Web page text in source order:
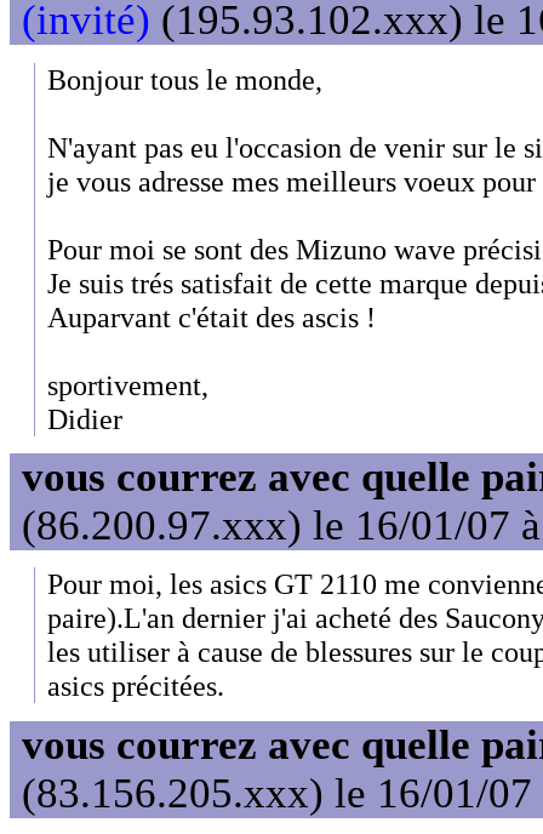
(invité) (195.93.102.xxx) le
Bonjour tous le monde,
N'ayant pas eu l'occasion de venir sur le
je vous adresse mes meilleurs voeux
Pour moi se sont des Mizuno wave
Je suis trés satisfait de cette marque
Auparvant c'était des ascis !
sportivement,
Didier
vous courrez avec quelle
(86.200.97.xxx) le 16/01/07
Pour moi, les asics GT 2110 me
paire).L'an dernier j'ai acheté des
les utiliser à cause de blessures sur le
asics précitées.
vous courrez avec quelle
(83.156.205.xxx) le 16/01/07